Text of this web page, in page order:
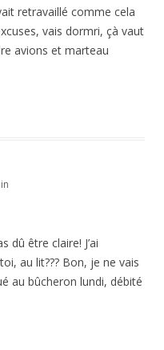
retravaillé comme cela
vais dormri, çà vaut
avions et marteau
dû être claire! J’ai
au lit??? Bon, je ne vais
au bûcheron lundi, débité